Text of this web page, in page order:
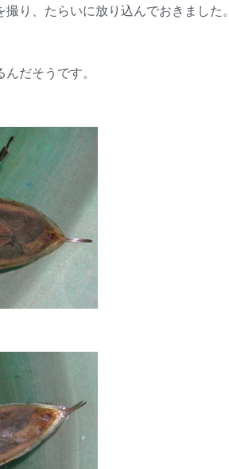
り、たらいに放り込んでおきました。
だそうです。